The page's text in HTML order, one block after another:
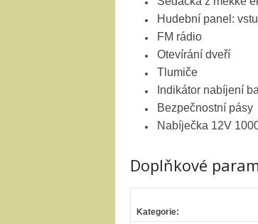
Hudební panel:
FM rádio
Otevírání dveří
Tlumiče
Indikátor nabíjení
Bezpečnostní pásy
Nabíječka 12V
Doplňkové
Kategorie: